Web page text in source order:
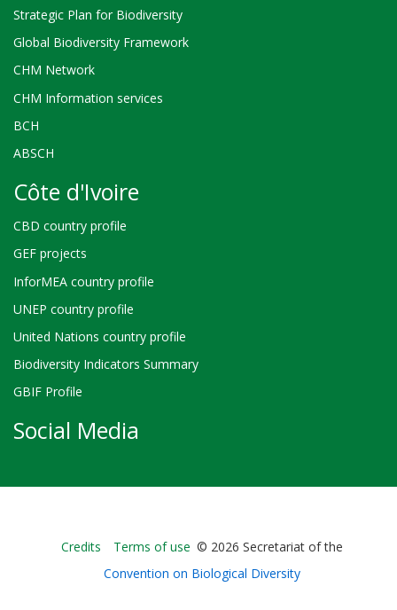
Strategic Plan for Biodiversity
Global Biodiversity Framework
CHM Network
CHM Information services
BCH
ABSCH
Côte d'Ivoire
CBD country profile
GEF projects
InforMEA country profile
UNEP country profile
United Nations country profile
Biodiversity Indicators Summary
GBIF Profile
Social Media
Bioland
-
Credits Terms of use © 2026 Secretariat of the
Convention on Biological Diversity